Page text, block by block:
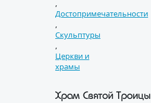
,
Достопримечательности
,
Скульптуры
,
Церкви и
храмы
Храм Святой Троицы